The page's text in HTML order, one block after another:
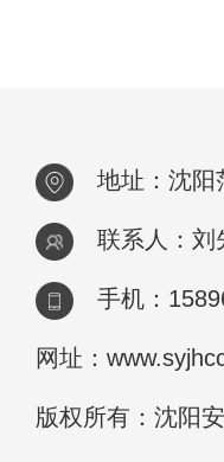
地址：沈阳
联系人：刘
手机：
网址：
版权所有：沈阳